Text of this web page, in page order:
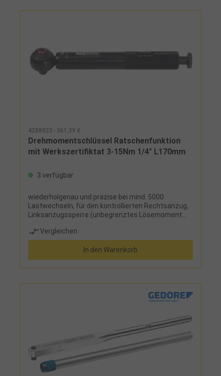
Druckknopf-Schnelllösefunktion am Ratschenkopf,
4288923 - 361,39 €
Drehmomentschlüssel Ratschenfunktion
mit Werkszertifiktat 3-15Nm 1/4" L170mm
3 verfügbar
wiederholgenau und präzise bei mind. 5000
Lastwechseln, für den kontrollierten Rechtsanzug,
Linksanzugssperre (unbegrenztes Lösemoment
fühlbare Drehmomentauslösung durch
Kurzwegauslösung, mit feinverzahntem 72-Zahn-
Ratschenmechanismus, mit Druckknopf-
Schnelllösefunktion am Ratschenkopf,
Vierkantantrieb nach DIN 3120 und ISO 1174 mit
Vergleichen
In den Warenkorb